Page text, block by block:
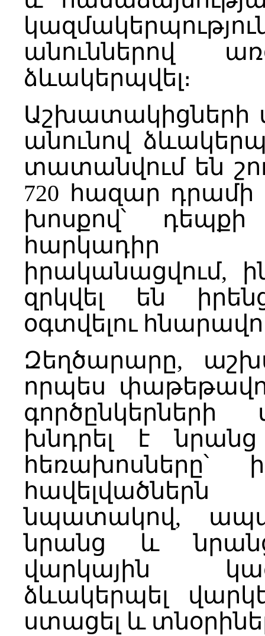
անուններով
ձևակերպվել։
Աշխատակիցների
անունով
տատանվում են
720 հազար դրամի
խոսքով՝
հարկադիր
իրականացվում,
զրկվել են
օգտվելու
Զեղծարարը,
որպես
գործընկերների
խնդրել է
նպատակով, ապա
նրանց և
վարկային
ձևակերպել
ստացել և տնօրինել